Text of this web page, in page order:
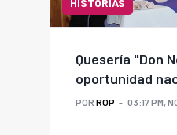
HISTORIAS
Quesería "Don
oportunidad
POR ROP 03:17 PM,